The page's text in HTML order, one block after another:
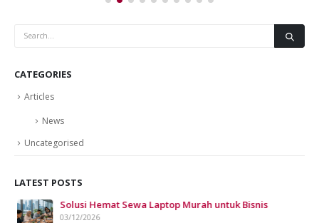
CATEGORIES
Articles
News
Uncategorised
LATEST POSTS
Solusi Hemat Sewa Laptop Murah untuk Bisnis